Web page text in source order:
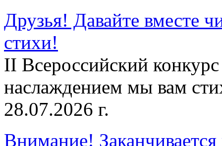
Друзья! Давайте вместе
стихи!
II Всероссийский
наслаждением мы вам
28.07.2026 г.
Внимание!